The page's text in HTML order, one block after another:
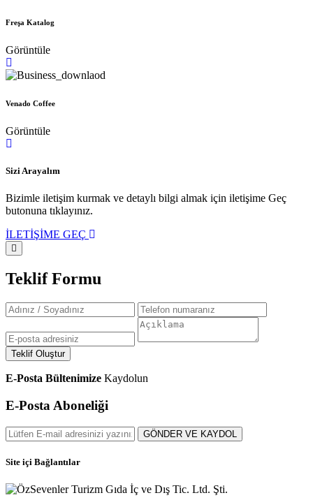
Freşa Katalog
Görüntüle
Venado Coffee
Görüntüle
Sizi Arayalım
Bizimle iletişim kurmak ve detaylı bilgi almak için iletişime Geç
butonuna tıklayınız.
İLETİŞİME GEÇ
Teklif Formu
Teklif Oluştur
E-Posta Bültenimize Kaydolun
E-Posta Aboneliği
GÖNDER VE KAYDOL
Site içi Bağlantılar